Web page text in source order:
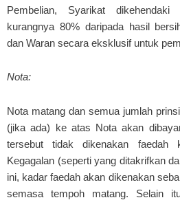
Pembelian, Syarikat dikehendaki
kurangnya 80% daripada hasil
dan Waran secara eksklusif untuk
Nota:
Nota matang dan semua jumlah
(jika ada) ke atas Nota akan
tersebut tidak dikenakan faedah
Kegagalan (seperti yang ditakrifkan
ini, kadar faedah akan dikenakan
semasa tempoh matang. Selain